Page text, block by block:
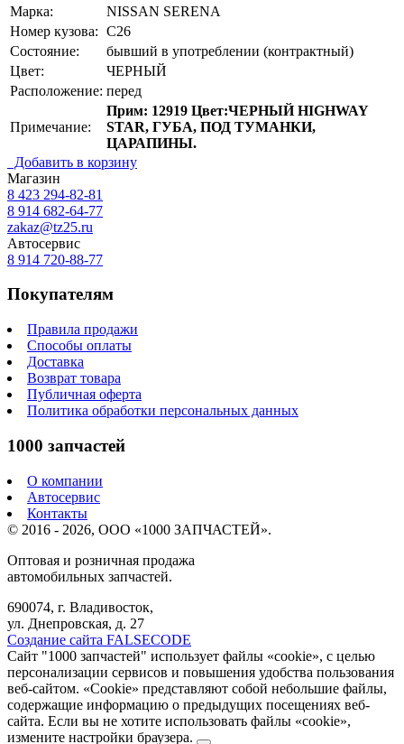
Марка:
NISSAN SERENA
Номер кузова: C26
Состояние:
бывший в употреблении (контрактный)
Цвет:
ЧЕРНЫЙ
Расположение: перед
Примечание:
Прим: 12919 Цвет:ЧЕРНЫЙ HIGHWAY
STAR, ГУБА, ПОД ТУМАНКИ,
ЦАРАПИНЫ.
Добавить в корзину
Магазин
8 423 294-82-81
8 914 682-64-77
zakaz@tz25.ru
Автосервис
8 914 720-88-77
Покупателям
Правила продажи
Способы оплаты
Доставка
Возврат товара
Публичная оферта
Политика обработки персональных данных
1000 запчастей
О компании
Автосервис
Контакты
© 2016 - 2026, ООО «1000 ЗАПЧАСТЕЙ».
Оптовая и розничная продажа
автомобильных запчастей.
690074, г. Владивосток,
ул. Днепровская, д. 27
Создание сайта FALSECODE
Сайт "1000 запчастей" использует файлы «cookie», с целью
персонализации сервисов и повышения удобства пользования
веб-сайтом. «Cookie» представляют собой небольшие файлы,
содержащие информацию о предыдущих посещениях веб-
сайта. Если вы не хотите использовать файлы «cookie»,
измените настройки браузера.